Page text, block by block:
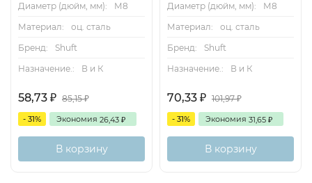
Диаметр (дюйм, мм):
М8
Материал:
оц. сталь
Бренд:
Shuft
Назначение.:
В и К
58,73 ₽ 85,15₽
- 31% Экономия 26,43 ₽
В корзину
Диаметр (дюйм, мм):
М8
Материал:
оц. сталь
Бренд:
Shuft
Назначение.:
В и К
70,33 ₽ 101,97₽
- 31% Экономия 31,65 ₽
В корзину